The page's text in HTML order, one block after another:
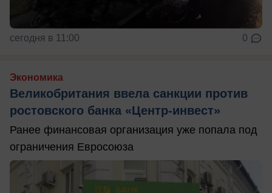
сегодня в 11:00 0
Экономика
Великобритания ввела санкции против
ростовского банка «Центр-инвест»
Ранее финансовая организация уже попала под
ограничения Евросоюза